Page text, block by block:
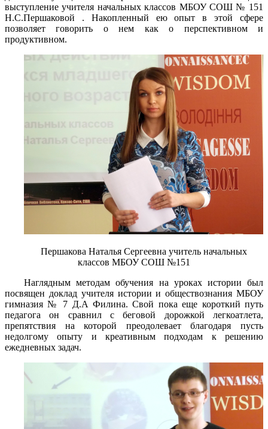
выступление учителя начальных классов МБОУ СОШ № 151
Н.С.Першаковой . Накопленный ею опыт в этой сфере
позволяет говорить о нем как о перспективном и
продуктивном.
Першакова Наталья Сергеевна учитель начальных
классов МБОУ СОШ №151
Наглядным методам обучения на уроках истории был
посвящен доклад учителя истории и обществознания МБОУ
гимназия № 7 Д.А Филина. Свой пока еще короткий путь
педагога он сравнил с беговой дорожкой легкоатлета,
препятствия на которой преодолевает благодаря пусть
недолгому опыту и креативным подходам к решению
ежедневных задач.